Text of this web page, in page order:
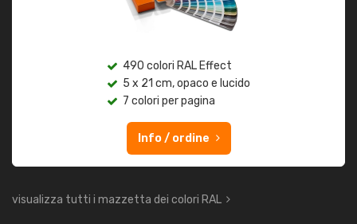
490 colori RAL Effect
5 x 21 cm, opaco e lucido
7 colori per pagina
Info / ordine
visualizza tutti i mazzetta dei colori RAL